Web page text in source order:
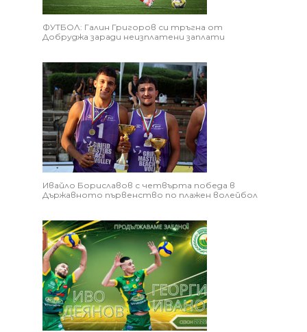
ФУТБОЛ: Галин Григоров си тръгна от
Добруджа заради неизплатени заплати
Ивайло Бориславов с четвърта победа в
Държавното първенство по плажен волейбол